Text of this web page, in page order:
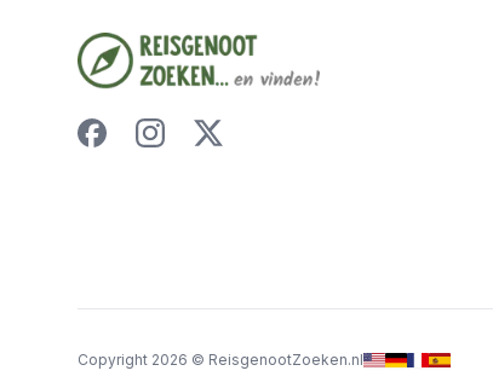
Copyright 2026 © ReisgenootZoeken.nl